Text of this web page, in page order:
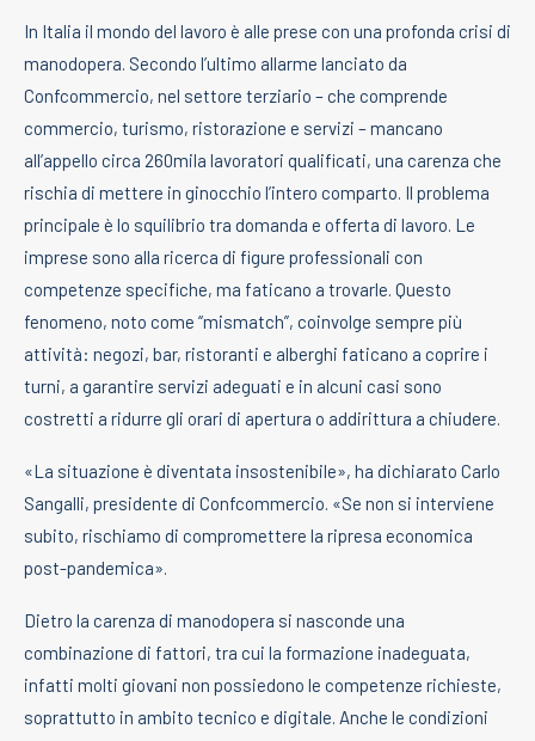
In Italia il mondo del lavoro è alle prese con una profonda crisi di
manodopera. Secondo l’ultimo allarme lanciato da
Confcommercio, nel settore terziario – che comprende
commercio, turismo, ristorazione e servizi – mancano
all’appello circa 260mila lavoratori qualificati, una carenza che
rischia di mettere in ginocchio l’intero comparto. Il problema
principale è lo squilibrio tra domanda e offerta di lavoro. Le
imprese sono alla ricerca di figure professionali con
competenze specifiche, ma faticano a trovarle. Questo
fenomeno, noto come “mismatch”, coinvolge sempre più
attività: negozi, bar, ristoranti e alberghi faticano a coprire i
turni, a garantire servizi adeguati e in alcuni casi sono
costretti a ridurre gli orari di apertura o addirittura a chiudere.
«La situazione è diventata insostenibile», ha dichiarato Carlo
Sangalli, presidente di Confcommercio. «Se non si interviene
subito, rischiamo di compromettere la ripresa economica
post-pandemica».
Dietro la carenza di manodopera si nasconde una
combinazione di fattori, tra cui la formazione inadeguata,
infatti molti giovani non possiedono le competenze richieste,
soprattutto in ambito tecnico e digitale. Anche le condizioni